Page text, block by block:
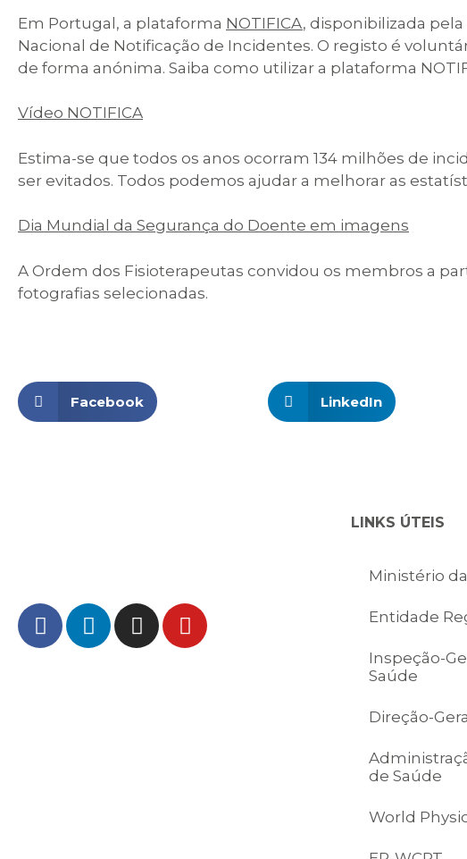
Em Portugal, a plataforma NOTIFICA, disponibilizada
Nacional de Notificação de Incidentes. O registo é
de forma anónima. Saiba como utilizar a plataforma
Vídeo NOTIFICA
Estima-se que todos os anos ocorram 134 milhões de
ser evitados. Todos podemos ajudar a melhorar as
Dia Mundial da Segurança do Doente em imagens
A Ordem dos Fisioterapeutas convidou os membros a
fotografias selecionadas.
Facebook LinkedIn
LINKS ÚTEIS
Ministério
Entidade
Inspeção-
Saúde
Direção-
de Saúde
World